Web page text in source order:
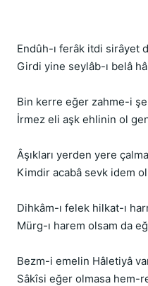
Endûh-ı ferâk itdi sirâyet
Girdi yine seylâb-ı belâ
Bin kerre eğer zahme-i
İrmez eli aşk ehlinin ol
Âşıkları yerden yere
Kimdir acabâ sevk idem
Dihkâm-ı felek hilkat-ı
Mürg-ı harem olsam da
Bezm-i emelin Hâletiyâ
Sâkîsi eğer olmasa hem-